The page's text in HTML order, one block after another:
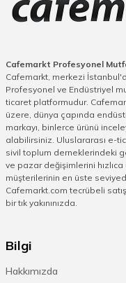
Cafemarkt Profesyonel
Cafemarkt, merkezi
Profesyonel ve Endüstriyel
ticaret platformudur.
üzere, dünya çapında
markayı, binlerce ürünü
alabilirsiniz. Uluslararası e-
sivil toplum derneklerindeki
ve pazar değişimlerini
müşterilerinin en üste
Cafemarkt.com tecrübeli
bir tık yakınınızda.
Bilgi
Hakkımızda